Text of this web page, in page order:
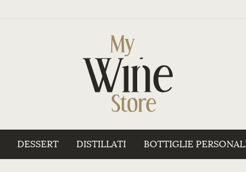
DESSERT DISTILLATI BOTTIGLIE